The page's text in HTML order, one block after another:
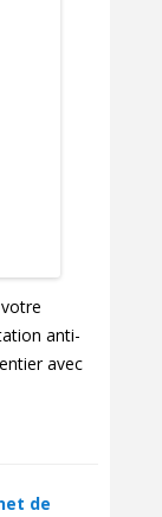
anti-
avec
de